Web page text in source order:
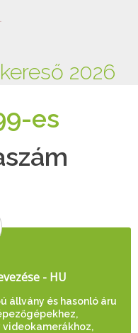
kereső 2026
es
- HU
állvány és hasonló áru